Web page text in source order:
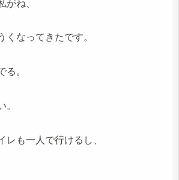
がね、
くなってきたです。
る。
。
レも一人で行けるし、